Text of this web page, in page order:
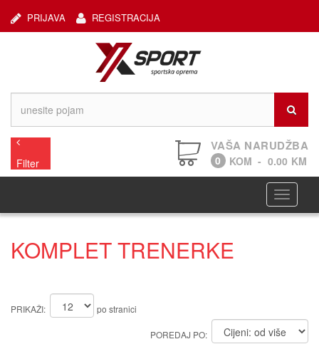
REGISTRACIJA
PRIJAVA
Filter
VAŠA NARUDŽBA
0 KOM - 0.00 KM
KOMPLET TRENERKE
PRIKAŽI: po stranici
POREDAJ PO: